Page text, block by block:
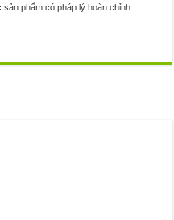
phẩm có pháp lý hoàn chỉnh.